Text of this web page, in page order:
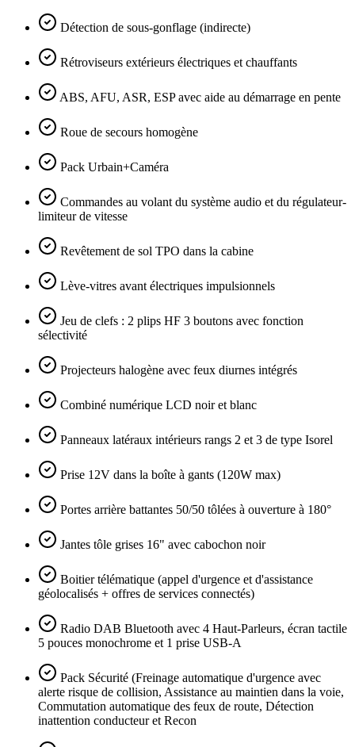
Détection de sous-gonflage (indirecte)
Rétroviseurs extérieurs électriques et chauffants
ABS, AFU, ASR, ESP avec aide au démarrage en pente
Roue de secours homogène
Pack Urbain+Caméra
Commandes au volant du système audio et du régulateur-
limiteur de vitesse
Revêtement de sol TPO dans la cabine
Lève-vitres avant électriques impulsionnels
Jeu de clefs : 2 plips HF 3 boutons avec fonction
sélectivité
Projecteurs halogène avec feux diurnes intégrés
Combiné numérique LCD noir et blanc
Panneaux latéraux intérieurs rangs 2 et 3 de type Isorel
Prise 12V dans la boîte à gants (120W max)
Portes arrière battantes 50/50 tôlées à ouverture à 180°
Jantes tôle grises 16" avec cabochon noir
Boitier télématique (appel d'urgence et d'assistance
géolocalisés + offres de services connectés)
Radio DAB Bluetooth avec 4 Haut-Parleurs, écran tactile
5 pouces monochrome et 1 prise USB-A
Pack Sécurité (Freinage automatique d'urgence avec
alerte risque de collision, Assistance au maintien dans la voie,
Commutation automatique des feux de route, Détection
inattention conducteur et Recon